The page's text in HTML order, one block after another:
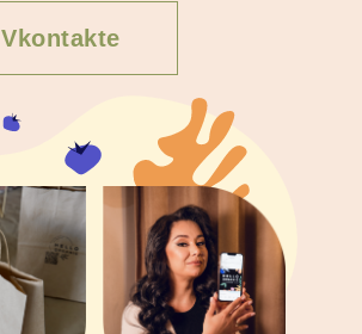
Vkontakte